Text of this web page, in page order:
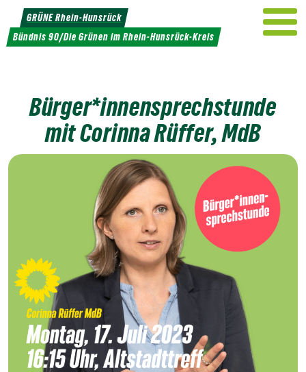
Weiter
zum
Inhalt
GRÜNE Rhein-Hunsrück
Bündnis 90/Die Grünen im Rhein-Hunsrück-Kreis
Bürger*innensprechstunde
mit Corinna Rüffer, MdB